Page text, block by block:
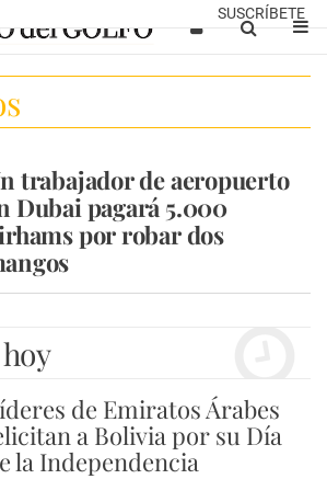
SUSCRÍBETE
trabajador de aeropuerto
Dubai pagará 5.000
por robar dos
de Emiratos Árabes
a Bolivia por su Día
la Independencia